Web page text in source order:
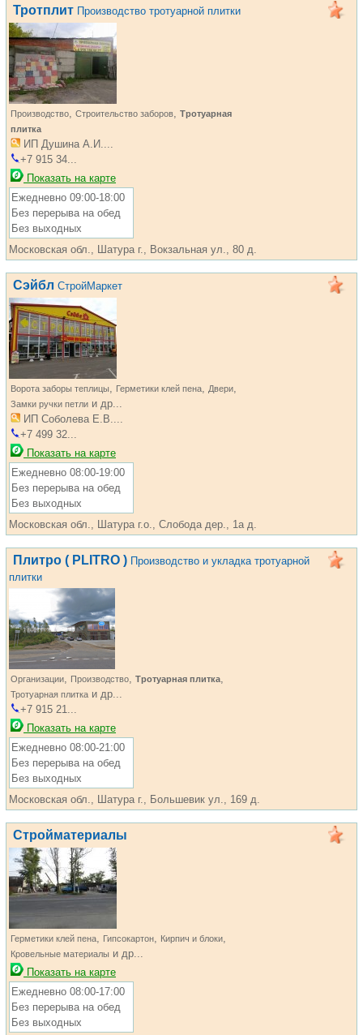
Тротплит Производство тротуарной плитки
Производство, Строительство заборов, Тротуарная
плитка
ИП Душина А.И....
+7 915 34...
Показать на карте
Ежедневно 09:00-18:00
Без перерыва на обед
Без выходных
Московская обл., Шатура г., Вокзальная ул., 80 д.
Сэйбл СтройМаркет
Ворота заборы теплицы, Герметики клей пена, Двери,
Замки ручки петли и др...
ИП Соболева Е.В....
+7 499 32...
Показать на карте
Ежедневно 08:00-19:00
Без перерыва на обед
Без выходных
Московская обл., Шатура г.о., Слобода дер., 1а д.
Плитро ( PLITRO ) Производство и укладка тротуарной
плитки
Организации, Производство, Тротуарная плитка,
Тротуарная плитка и др...
+7 915 21...
Показать на карте
Ежедневно 08:00-21:00
Без перерыва на обед
Без выходных
Московская обл., Шатура г., Большевик ул., 169 д.
Стройматериалы
Герметики клей пена, Гипсокартон, Кирпич и блоки,
Кровельные материалы и др...
Показать на карте
Ежедневно 08:00-17:00
Без перерыва на обед
Без выходных